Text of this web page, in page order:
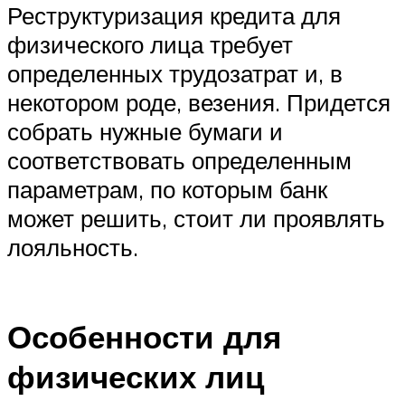
Реструктуризация кредита для
физического лица требует
определенных трудозатрат и, в
некотором роде, везения. Придется
собрать нужные бумаги и
соответствовать определенным
параметрам, по которым банк
может решить, стоит ли проявлять
лояльность.
Особенности для
физических лиц